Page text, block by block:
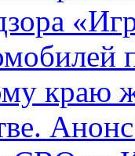
краю